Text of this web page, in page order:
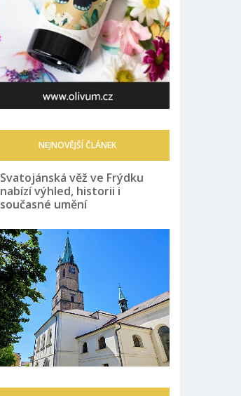
NEJNOVĚJŠÍ ČLÁNEK
Svatojánská věž ve Frýdku
nabízí výhled, historii i
současné umění